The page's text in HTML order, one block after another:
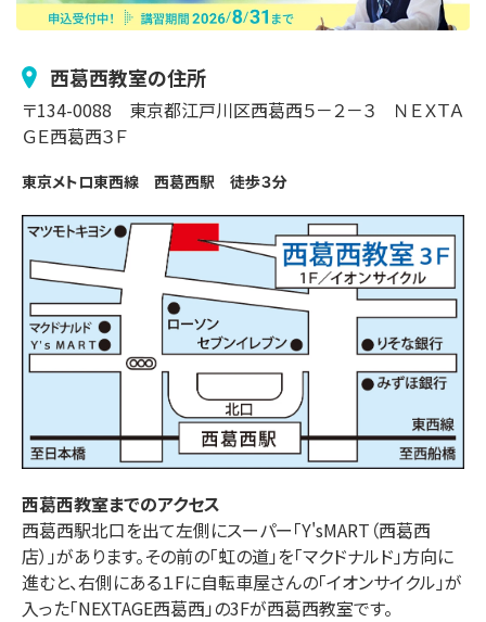
西葛西教室の住所
〒134-0088 東京都江戸川区西葛西５－２－３
ＮＥＸＴＡ
ＧＥ西葛西３Ｆ
東京メトロ東西線　西葛西駅　徒歩３分
西葛西教室までのアクセス
西葛西駅北口を出て左側にスーパー「Y'sMART（西葛西
店）」があります。その前の「虹の道」を「マクドナルド」方向に
進むと、右側にある１Fに自転車屋さんの「イオンサイクル」が
入った「NEXTAGE西葛西」の3Fが西葛西教室です。